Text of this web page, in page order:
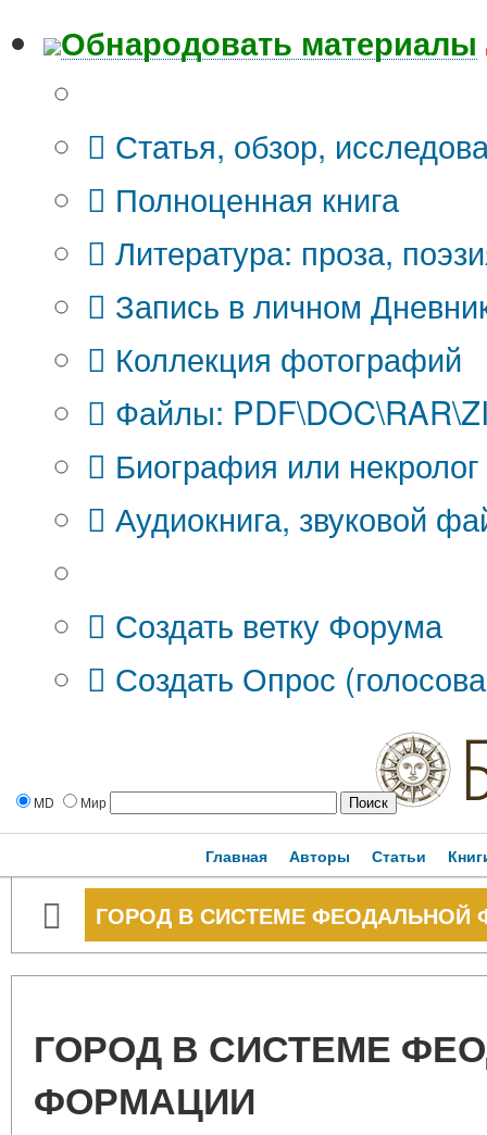
Обнародовать материалы
Статья, обзор,
Полноценная книга
Литература: проза,
Запись в личном
Коллекция фотографий
Файлы:
Биография или некролог
Аудиокнига, звуковой
Создать ветку Форума
Создать Опрос
MD Мир
Главная Авторы Статьи
ГОРОД В СИСТЕМЕ ФЕОДАЛЬНОЙ
ГОРОД В СИСТЕМЕ
ФОРМАЦИИ